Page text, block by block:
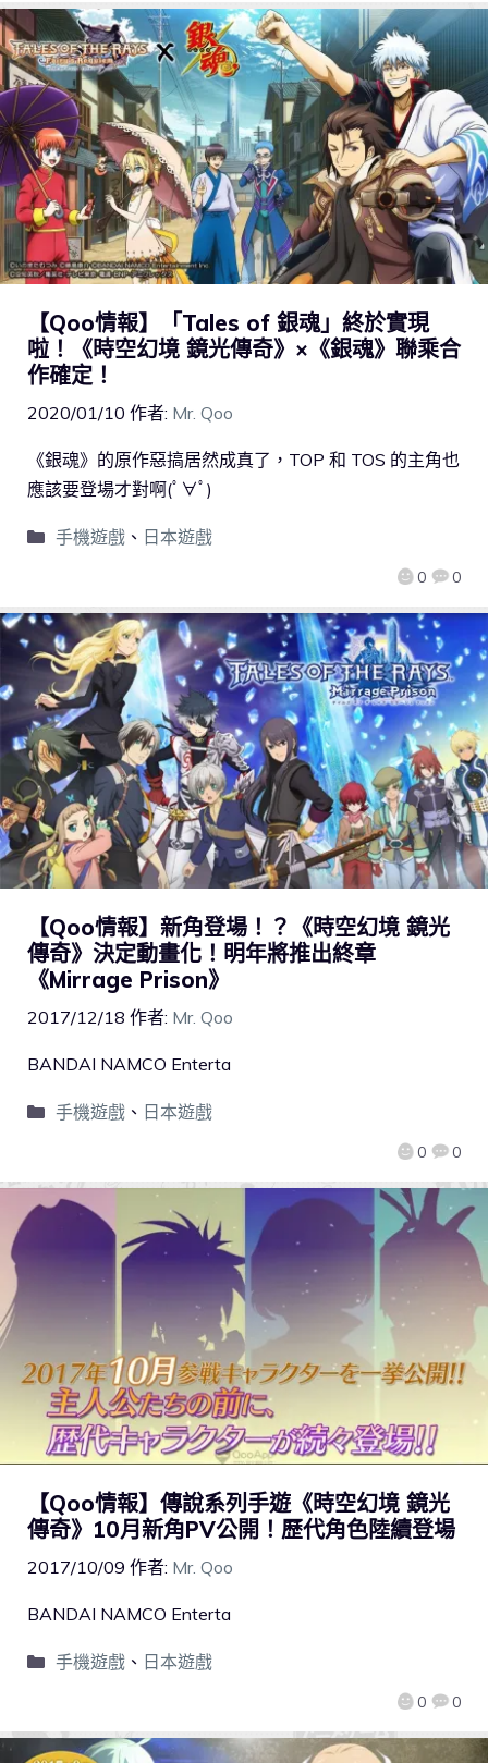
【Qoo情報】「Tales of 銀魂」終於實現
啦！《時空幻境 鏡光傳奇》×《銀魂》聯乘合
作確定！
2020/01/10 作者: Mr. Qoo
0 0
《銀魂》的原作惡搞居然成真了，TOP 和 TOS 的主角也
應該要登場才對啊(ﾟ∀ﾟ)
手機遊戲、 日本遊戲
【Qoo情報】新角登場！？《時空幻境 鏡光
傳奇》決定動畫化！明年將推出終章
《Mirrage Prison》
2017/12/18 作者: Mr. Qoo
0 0
BANDAI NAMCO Enterta
手機遊戲、 日本遊戲
【Qoo情報】傳說系列手遊《時空幻境 鏡光
傳奇》10月新角PV公開！歷代角色陸續登場
2017/10/09 作者: Mr. Qoo
0 0
BANDAI NAMCO Enterta
手機遊戲、 日本遊戲